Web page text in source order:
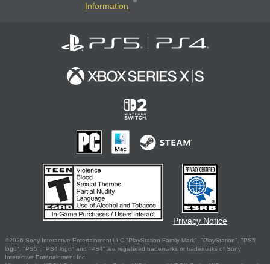
Information
Privacy Notice
©2026 Sony Interactive Entertainment LLC."PlayStation Family Mark", "PlayStation", "PS5
logo", "PS5", "PS4 logo" and "PS4" are registered trademarks or trademarks of Sony
Interactive Entertainment Inc.